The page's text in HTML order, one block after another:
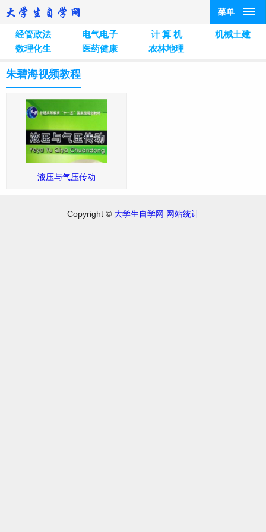
菜单
经管政法 电气电子 计 算 机
机械土建
数理化生
医药健康 农林地理
朱碧海视频教程
液压与气压传动
Copyright © 大学生自学网 网站统计